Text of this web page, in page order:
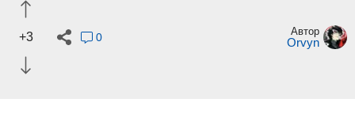
+3 0 Автор
Orvyn